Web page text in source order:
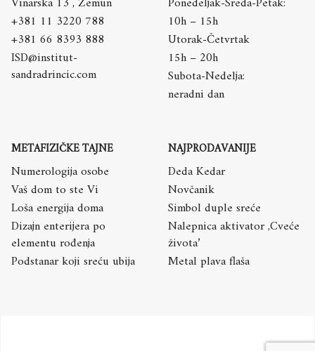
+381 11 3220 788
+381 66 8393 888
ISD@institut-
sandradrincic.com
10h – 15h
Utorak-Četvrtak
15h – 20h
Subota-Nedelja:
neradni dan
METAFIZIČKE TAJNE
Numerologija osobe
Vaš dom to ste Vi
Loša energija doma
Dizajn enterijera po
elementu rođenja
Podstanar koji sreću ubija
NAJPRODAVANIJE
Deda Kedar
Novčanik
Simbol duple sreće
Nalepnica aktivator ,Cveće
života’
Metal plava flaša